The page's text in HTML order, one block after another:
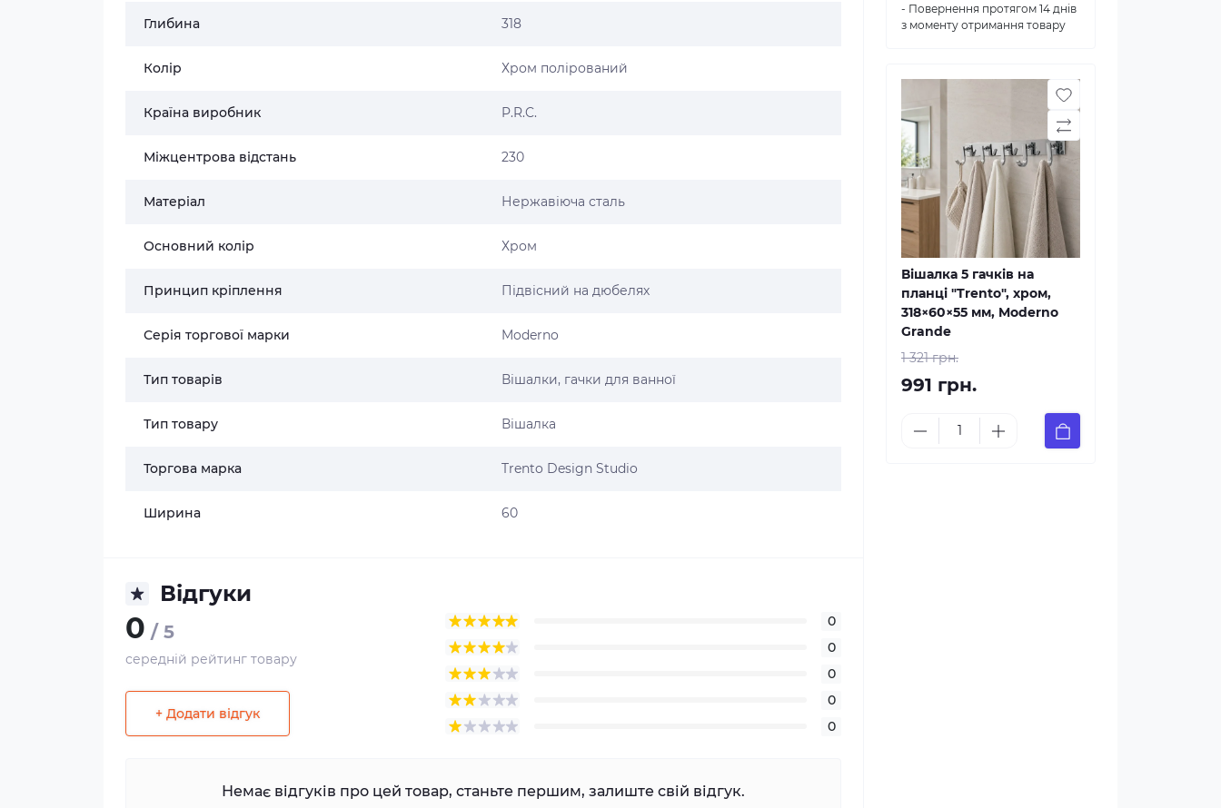
Глибина 318
Колір Хром полірований
Країна виробник P.R.C.
Міжцентрова відстань 230
Матеріал Нержавіюча сталь
Основний колір Хром
Принцип кріплення Підвісний на дюбелях
Серія торгової марки Moderno
Тип товарів Вішалки, гачки для ванної
Тип товару Вішалка
Торгова марка Trento Design Studio
Ширина 60
Відгуки
0 / 5
середній рейтинг товару
+ Додати відгук
0
0
0
0
0
Немає відгуків про цей товар, станьте першим, залиште свій відгук.
- Повернення протягом 14 днів
з моменту отримання товару
Вішалка 5 гачків на
планці "Trento", хром,
318×60×55 мм, Moderno
Grande
1 321 грн.
991 грн.